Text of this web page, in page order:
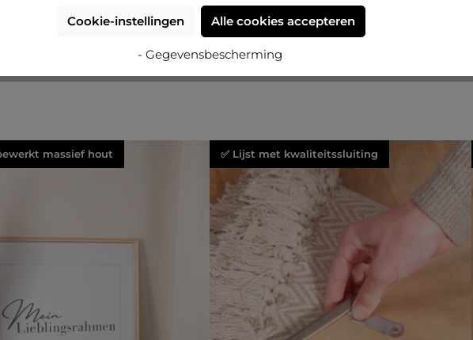
massief hout ✅ Lijst met kwaliteitssluiting
Cookie-instellingen Alle cookies accepteren
- Gegevensbescherming